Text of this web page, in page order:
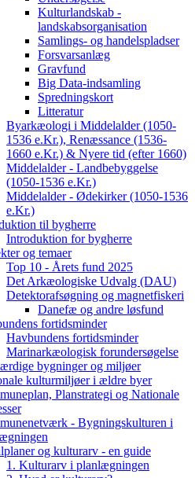
Kulturlandskab -
landskabsorganisation
Samlings- og handelspladser
Forsvarsanlæg
Gravfund
Big Data-indsamling
Spredningskort
Litteratur
Byarkæologi i Middelalder (1050-
1536 e.Kr.), Renæssance (1536-
1660 e.Kr.) & Nyere tid (efter 1660)
Middelalder - Landbebyggelse
(1050-1536 e.Kr.)
Middelalder - Ødekirker (1050-1536
e.Kr.)
til bygherre
Introduktion for bygherre
og temaer
Top 10 - Årets fund 2025
Det Arkæologiske Udvalg (DAU)
Detektorafsøgning og magnetfiskeri
Danefæ og andre løsfund
fortidsminder
Havbundens fortidsminder
Marinarkæologisk forundersøgelse
bygninger og miljøer
kulturmiljøer i ældre byer
Planstrategi og Nationale
- Bygningskulturen i
og kulturarv - en guide
1. Kulturarv i planlægningen